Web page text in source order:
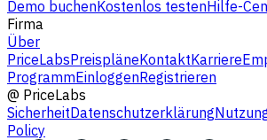
Demo buchenKostenlos testenHilfe-
Firma
Über
PriceLabsPreispläneKontaktKarriere
ProgrammEinloggenRegistrieren
@ PriceLabs
SicherheitDatenschutzerklärung
Policy